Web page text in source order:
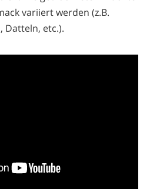
variiert werden (z.B.
Datteln, etc.).